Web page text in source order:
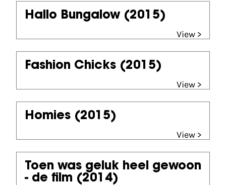
Hallo Bungalow (2015)
View >
Fashion Chicks (2015)
View >
Homies (2015)
View >
Toen was geluk heel gewoon
- de film (2014)